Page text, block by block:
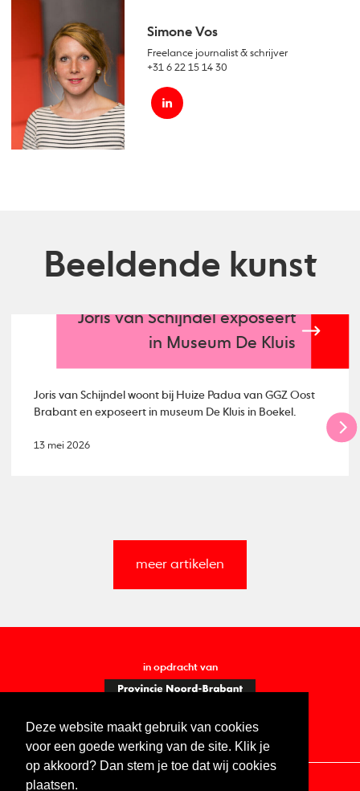
Deze website maakt gebruik van cookies
voor een goede werking van de site. Klik je
op akkoord? Dan stem je toe dat wij cookies
plaatsen.
Simone Vos
Freelance journalist & schrijver
+31 6 22 15 14 30
Beeldende kunst
Joris van Schijndel exposeert
in Museum De Kluis
Joris van Schijndel woont bij Huize Padua van GGZ Oost
Brabant en exposeert in museum De Kluis in Boekel.
13 mei 2026
meer artikelen
in opdracht van